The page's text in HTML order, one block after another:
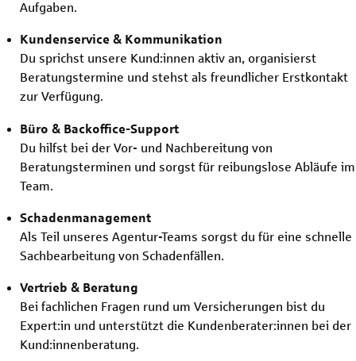
Aufgaben.
Kundenservice & Kommunikation
Du sprichst unsere Kund:innen aktiv an, organisierst
Beratungstermine und stehst als freundlicher Erstkontakt
zur Verfügung.
Büro & Backoffice-Support
Du hilfst bei der Vor- und Nachbereitung von
Beratungsterminen und sorgst für reibungslose Abläufe im
Team.
Schadenmanagement
Als Teil unseres Agentur-Teams sorgst du für eine schnelle
Sachbearbeitung von Schadenfällen.
Vertrieb & Beratung
Bei fachlichen Fragen rund um Versicherungen bist du
Expert:in und unterstützt die Kundenberater:innen bei der
Kund:innenberatung.